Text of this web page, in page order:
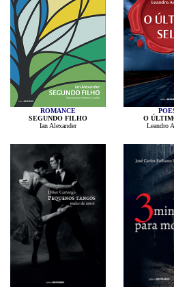
ROMANCE
SEGUNDO FILHO
Ian Alexander
O
Leandro